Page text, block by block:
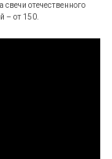
отечественного
– от 150.